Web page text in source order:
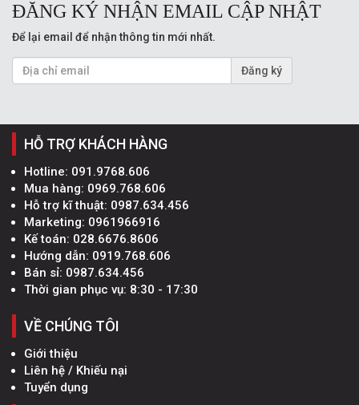
ĐĂNG KÝ NHẬN EMAIL CẬP NHẬT
Để lại email để nhận thông tin mới nhất.
Đăng ký
HỖ TRỢ KHÁCH HÀNG
Hotline: 091.9768.606
Mua hàng: 0969.768.606
Hỗ trợ kĩ thuật: 0987.634.456
Marketing: 0961966916
Kế toán: 028.6676.8606
Hướng dẫn: 0919.768.606
Bán sỉ: 0987.634.456
Thời gian phục vụ: 8:30 - 17:30
VỀ CHÚNG TÔI
Giới thiệu
Liên hệ / Khiếu nại
Tuyển dụng